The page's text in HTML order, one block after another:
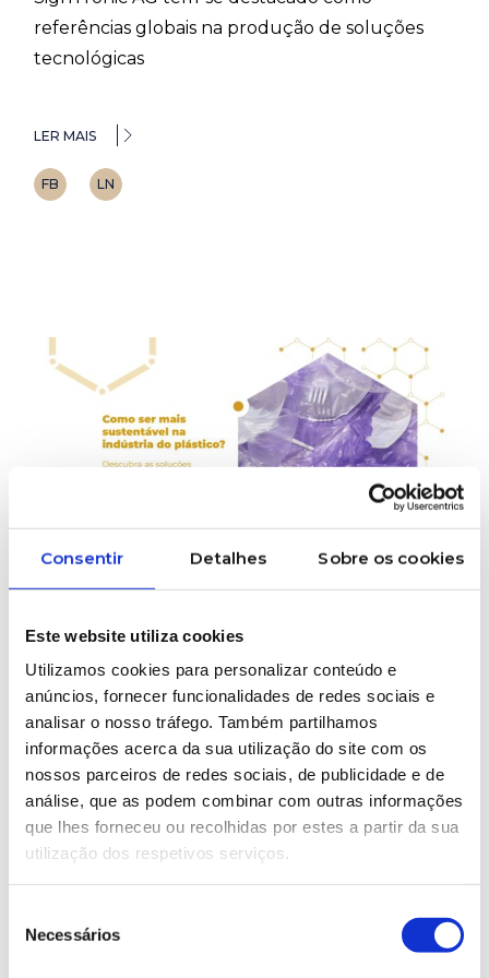
Consentir Detalhes Sobre os cookies
Este website utiliza cookies
Utilizamos cookies para personalizar conteúdo e
anúncios, fornecer funcionalidades de redes sociais e
analisar o nosso tráfego. Também partilhamos
informações acerca da sua utilização do site com os
nossos parceiros de redes sociais, de publicidade e de
análise, que as podem combinar com outras informações
que lhes forneceu ou recolhidas por estes a partir da sua
utilização dos respetivos serviços.
Necessários
referências globais na produção de soluções
tecnológicas
LER MAIS
FB LN
03/12/2024
BORRACHA
Soluções
Sustentáveis para
a Indústria do
Plástico